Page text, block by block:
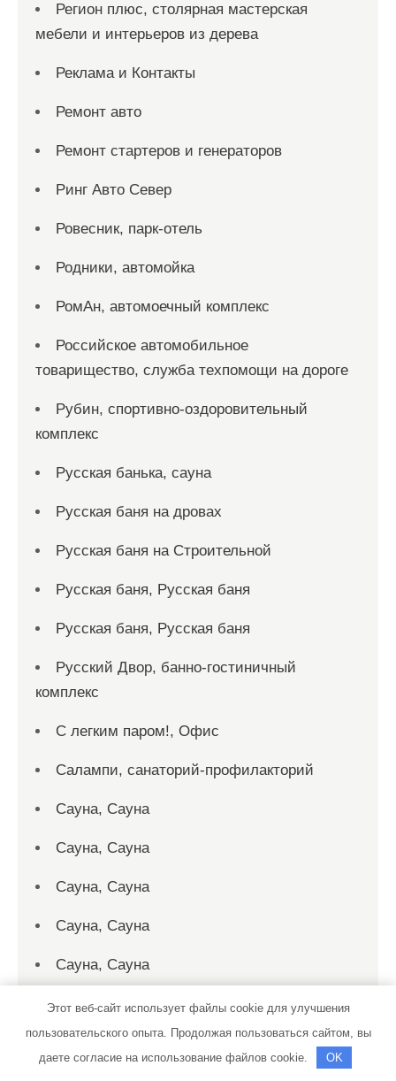
Регион плюс, столярная мастерская
мебели и интерьеров из дерева
Реклама и Контакты
Ремонт авто
Ремонт стартеров и генераторов
Ринг Авто Север
Ровесник, парк-отель
Родники, автомойка
РомАн, автомоечный комплекс
Российское автомобильное
товарищество, служба техпомощи на дороге
Рубин, спортивно-оздоровительный
комплекс
Русская банька, сауна
Русская баня на дровах
Русская баня на Строительной
Русская баня, Русская баня
Русская баня, Русская баня
Русский Двор, банно-гостиничный
комплекс
С легким паром!, Офис
Салампи, санаторий-профилакторий
Сауна, Сауна
Сауна, Сауна
Сауна, Сауна
Сауна, Сауна
Сауна, Сауна
Сауны Питера, На Витебском
Сауны Питера, оздоровительный
комплекс
Этот веб-сайт использует файлы cookie для улучшения
пользовательского опыта. Продолжая пользоваться сайтом, вы
даете согласие на использование файлов cookie.
OK